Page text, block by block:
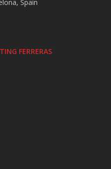
Spain
FERRERAS